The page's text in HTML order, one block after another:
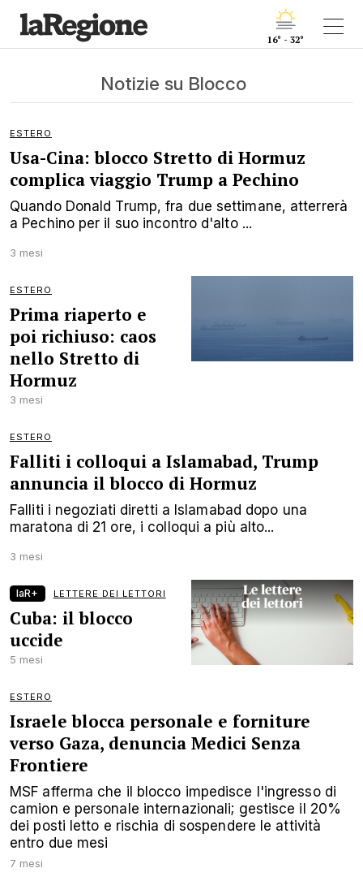
16° - 32°
Notizie su Blocco
ESTERO
Usa-Cina: blocco Stretto di Hormuz
complica viaggio Trump a Pechino
Quando Donald Trump, fra due settimane, atterrerà
a Pechino per il suo incontro d'alto ...
3 mesi
ESTERO
Prima riaperto e
poi richiuso: caos
nello Stretto di
Hormuz
3 mesi
ESTERO
Falliti i colloqui a Islamabad, Trump
annuncia il blocco di Hormuz
Falliti i negoziati diretti a Islamabad dopo una
maratona di 21 ore, i colloqui a più alto...
3 mesi
laR+ LETTERE DEI LETTORI
Cuba: il blocco
uccide
5 mesi
ESTERO
Israele blocca personale e forniture
verso Gaza, denuncia Medici Senza
Frontiere
MSF afferma che il blocco impedisce l'ingresso di
camion e personale internazionali; gestisce il 20%
dei posti letto e rischia di sospendere le attività
entro due mesi
7 mesi